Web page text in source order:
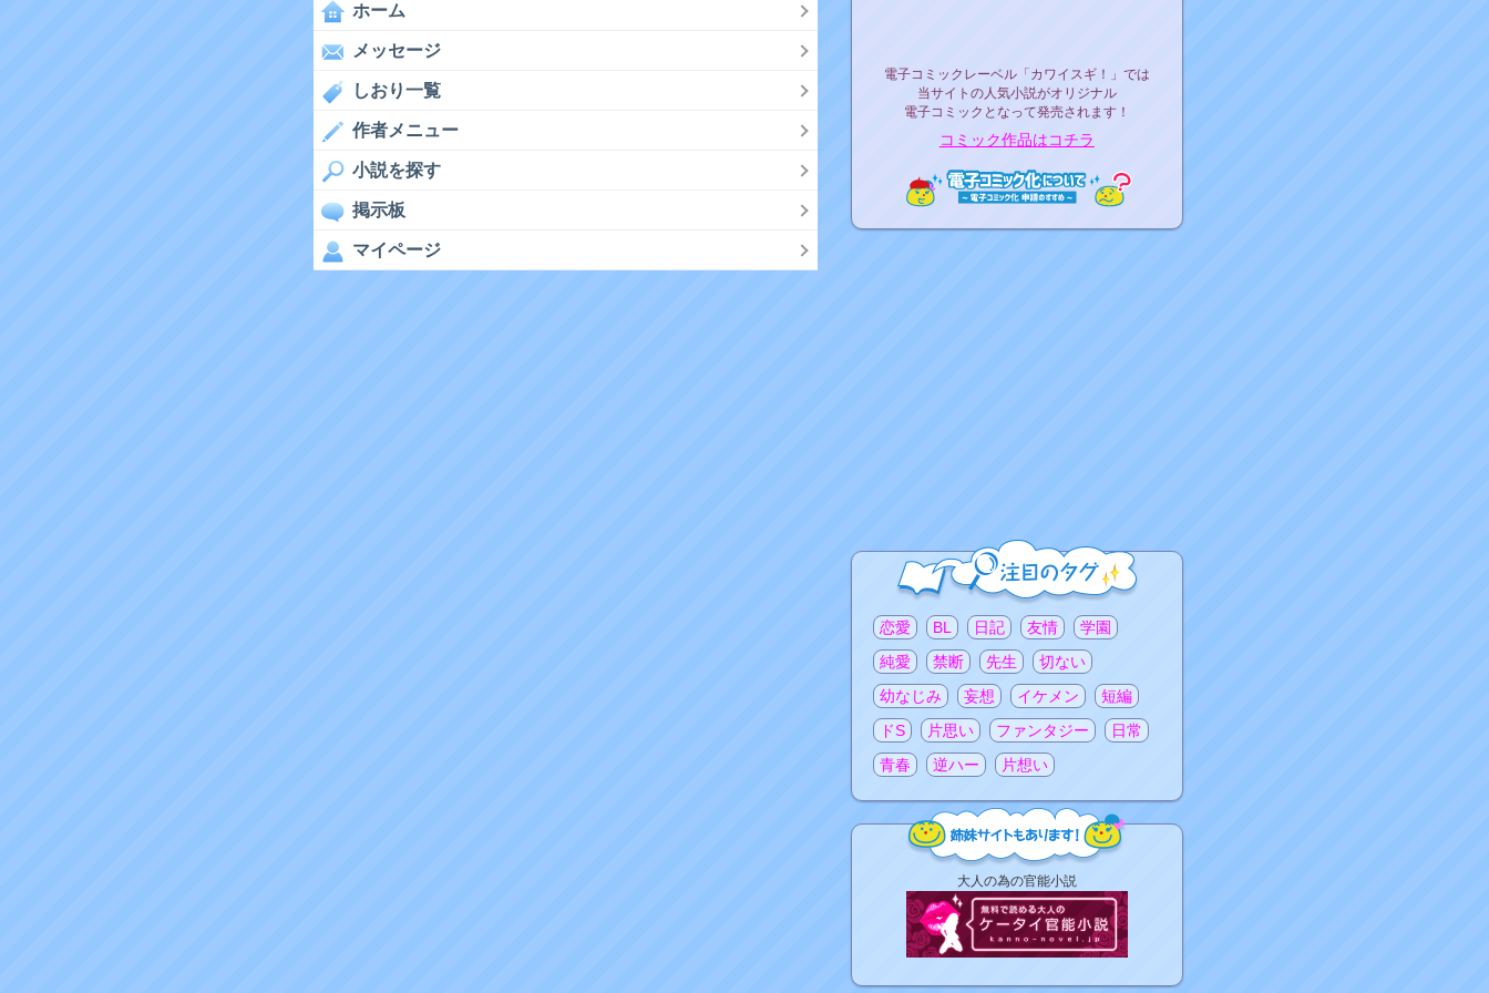
ホーム
メッセージ
しおり一覧
作者メニュー
小説を探す
掲示板
マイページ
電子コミックレーベル「カワイスギ！」では
当サイトの人気小説がオリジナル
電子コミックとなって発売されます！
コミック作品はコチラ
注目のタグ
恋愛 BL 日記 友情
学園
純愛
禁断 先生
切ない
幼なじみ
妄想 イケメン
短編
ドS
片思い ファンタジー
日常
青春
逆ハー 片想い
大人の為の官能小説